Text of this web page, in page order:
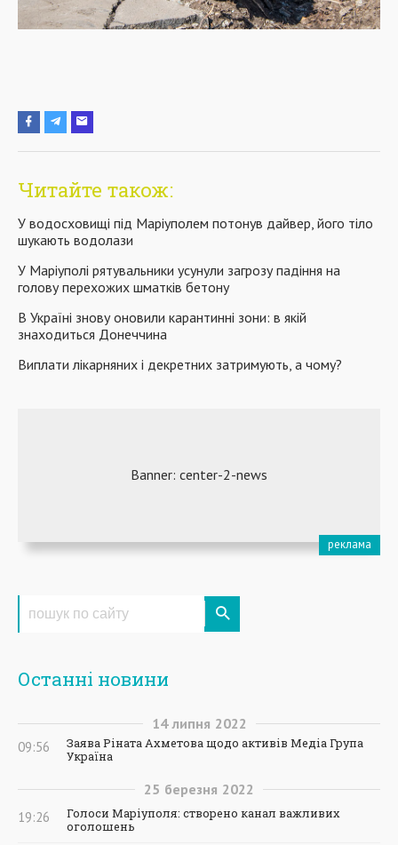
Читайте також:
У водосховищі під Маріуполем потонув дайвер, його тіло
шукають водолази
У Маріуполі рятувальники усунули загрозу падіння на
голову перехожих шматків бетону
В Україні знову оновили карантинні зони: в якій
знаходиться Донеччина
Виплати лікарняних і декретних затримують, а чому?
Останні новини
14 липня 2022
09:56
Заява Ріната Ахметова щодо активів Медіа Група
Україна
25 березня 2022
19:26
Голоси Маріуполя: створено канал важливих
оголошень